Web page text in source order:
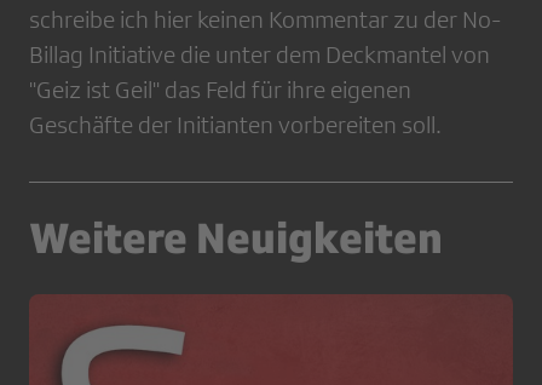
schreibe ich hier keinen Kommentar zu der No-
Billag Initiative die unter dem Deckmantel von
"Geiz ist Geil" das Feld für ihre eigenen
Geschäfte der Initianten vorbereiten soll.
Weitere Neuigkeiten